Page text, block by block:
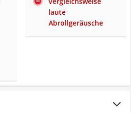
laute
Abrollgeräusche